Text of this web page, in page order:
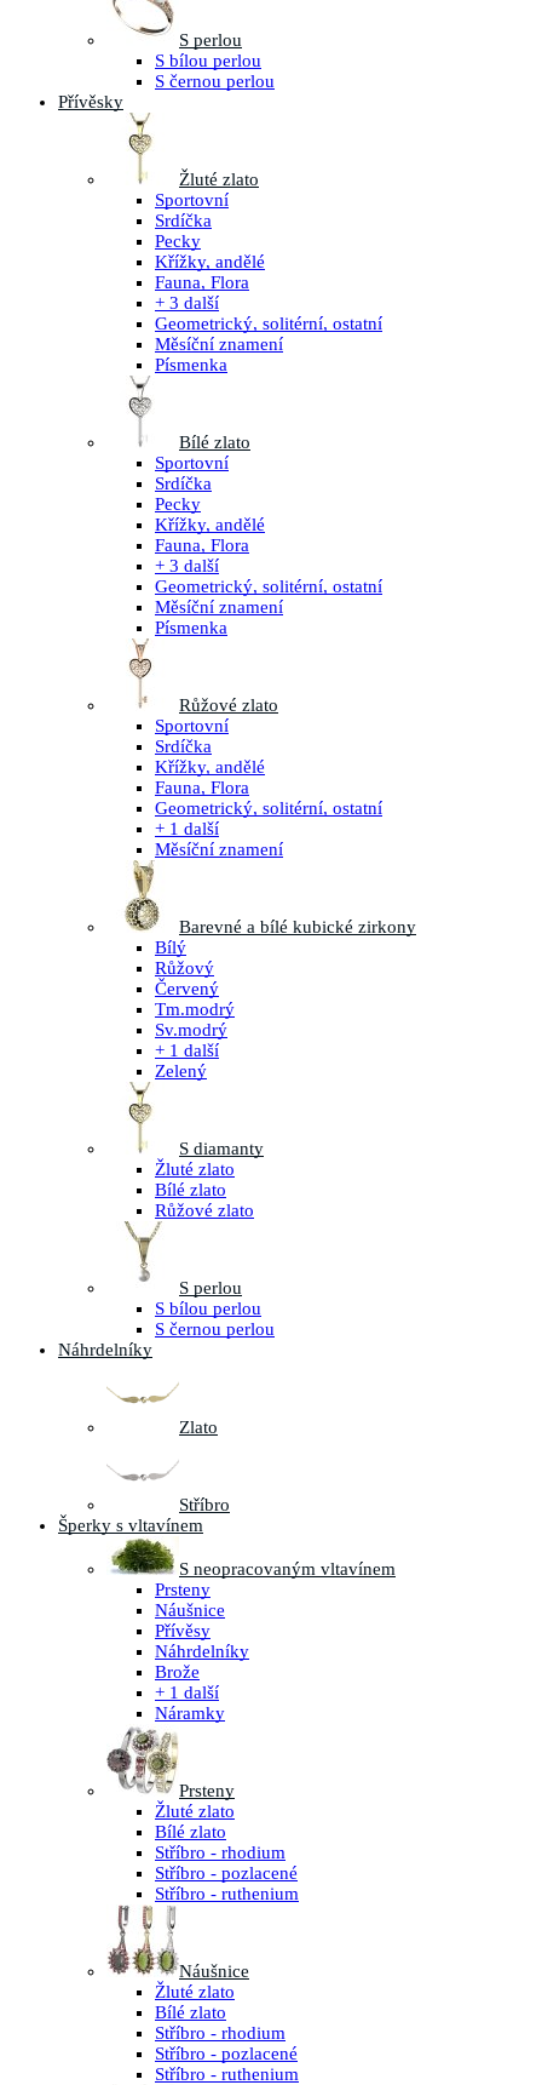
S perlou
S bílou perlou
S černou perlou
Přívěsky
Žluté zlato
Sportovní
Srdíčka
Pecky
Křížky, andělé
Fauna, Flora
+ 3 další
Geometrický, solitérní, ostatní
Měsíční znamení
Písmenka
Bílé zlato
Sportovní
Srdíčka
Pecky
Křížky, andělé
Fauna, Flora
+ 3 další
Geometrický, solitérní, ostatní
Měsíční znamení
Písmenka
Růžové zlato
Sportovní
Srdíčka
Křížky, andělé
Fauna, Flora
Geometrický, solitérní, ostatní
+ 1 další
Měsíční znamení
Barevné a bílé kubické zirkony
Bílý
Růžový
Červený
Tm.modrý
Sv.modrý
+ 1 další
Zelený
S diamanty
Žluté zlato
Bílé zlato
Růžové zlato
S perlou
S bílou perlou
S černou perlou
Náhrdelníky
Zlato
Stříbro
Šperky s vltavínem
S neopracovaným vltavínem
Prsteny
Náušnice
Přívěsy
Náhrdelníky
Brože
+ 1 další
Náramky
Prsteny
Žluté zlato
Bílé zlato
Stříbro - rhodium
Stříbro - pozlacené
Stříbro - ruthenium
Náušnice
Žluté zlato
Bílé zlato
Stříbro - rhodium
Stříbro - pozlacené
Stříbro - ruthenium